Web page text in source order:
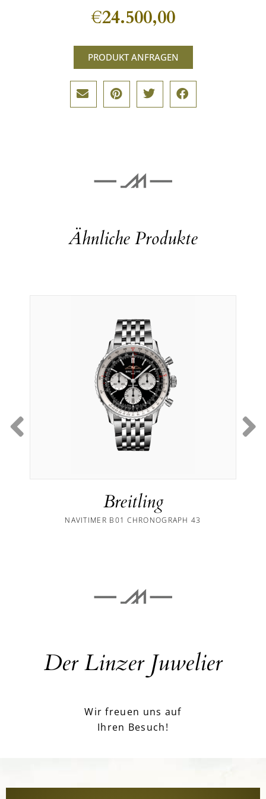
€24.500,00
PRODUKT ANFRAGEN
Ähnliche Produkte
Breitling
NAVITIMER B01 CHRONOGRAPH 43
Der Linzer Juwelier
Wir freuen uns auf
Ihren Besuch!